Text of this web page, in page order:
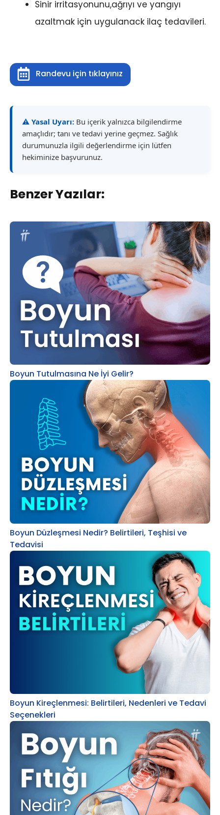
Sinir irritasyonunu,ağrıyı ve yangıyı
azaltmak için uygulanack ilaç tedavileri.
Randevu için tıklayınız
⚠️ Yasal Uyarı: Bu içerik yalnızca bilgilendirme
amaçlıdır; tanı ve tedavi yerine geçmez. Sağlık
durumunuzla ilgili değerlendirme için lütfen
hekiminize başvurunuz.
Benzer Yazılar:
Boyun Tutulmasına Ne İyi Gelir?
Boyun Düzleşmesi Nedir? Belirtileri, Teşhisi ve
Tedavisi
Boyun Kireçlenmesi: Belirtileri, Nedenleri ve Tedavi
Seçenekleri